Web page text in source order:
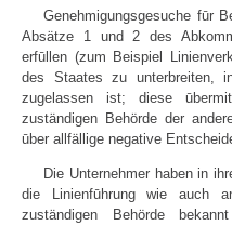
Genehmigungsgesuche fūr
Absätze 1 und 2 des
erfūllen (zum Beispiel
des Staates zu unterbreiten,
zugelassen ist; diese
zuständigen Behörde der
ūber allfällige negative
Die Unternehmer haben in
die Linienfūhrung wie auch
zuständigen Behörde